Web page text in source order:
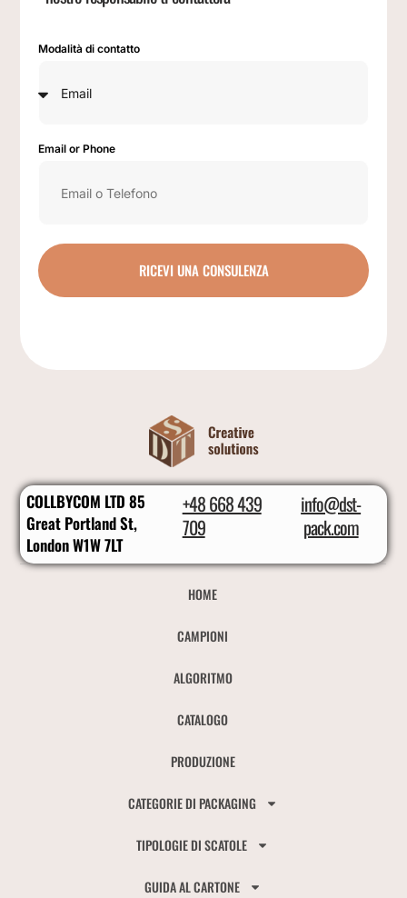
Modalità di contatto
Email or Phone
RICEVI UNA CONSULENZA
COLLBYCOM LTD 85
Great Portland St,
London W1W 7LT
+48 668 439
709
info@dst-
pack.com
HOME
CAMPIONI
ALGORITMO
CATALOGO
PRODUZIONE
CATEGORIE DI PACKAGING
TIPOLOGIE DI SCATOLE
GUIDA AL CARTONE